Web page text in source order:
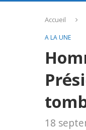
Accueil
A LA UNE
18